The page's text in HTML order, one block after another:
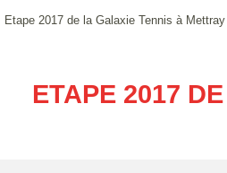
Etape 2017 de la Galaxie Tennis à Mettray
ETAPE 2017